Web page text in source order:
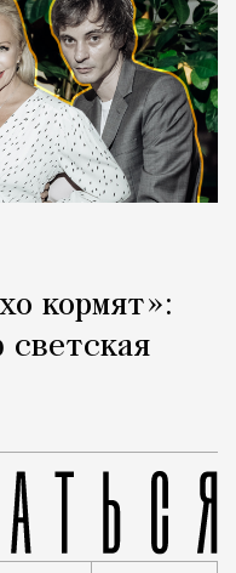
кормят»:
светская